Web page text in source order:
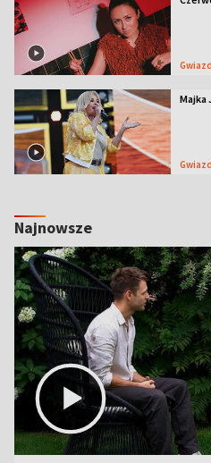
Majka
Najnowsze